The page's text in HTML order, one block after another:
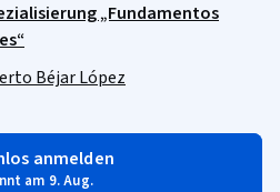
„Fundamentos
Béjar López
anmelden
am 9. Aug.